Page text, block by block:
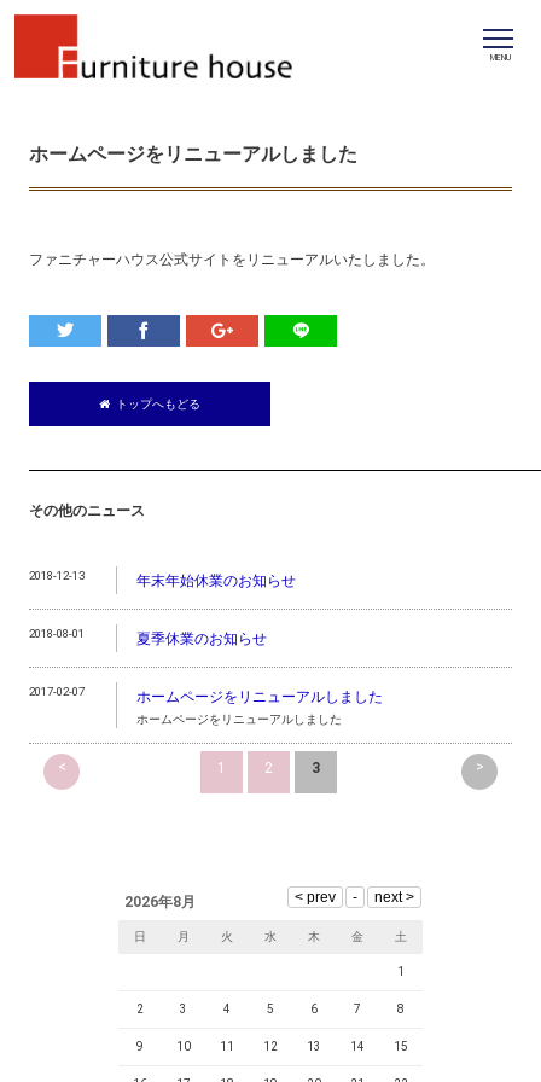
MENU
ホームページをリニューアルしました
ファニチャーハウス公式サイトをリニューアルいたしました。
トップへもどる
その他のニュース
2018-12-13 年末年始休業のお知らせ
2018-08-01 夏季休業のお知らせ
2017-02-07 ホームページをリニューアルしました
ホームページをリニューアルしました
< 1 2 3 >
2026年8月
日 月 火 水 木 金 土
1
2 3 4 5 6 7 8
9 10 11 12 13 14 15